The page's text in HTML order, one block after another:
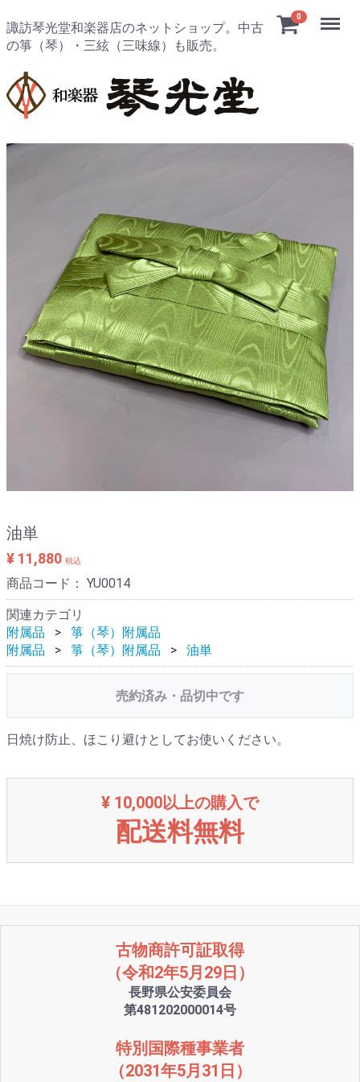
諏訪琴光堂和楽器店のネットショップ。中古
の箏（琴）・三絃（三味線）も販売。
0 Menu
油単
¥ 11,880 税込
商品コード： YU0014
関連カテゴリ
附属品
箏（琴）附属品
附属品
箏（琴）附属品 油単
売約済み・品切中です
日焼け防止、ほこり避けとしてお使いください。
¥ 10,000以上の購入で
配送料無料
古物商許可証取得
（令和2年5月29日）
長野県公安委員会
第481202000014号
特別国際種事業者
（2031年5月31日）